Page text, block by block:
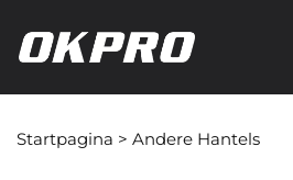
Startpagina > Andere Hantels